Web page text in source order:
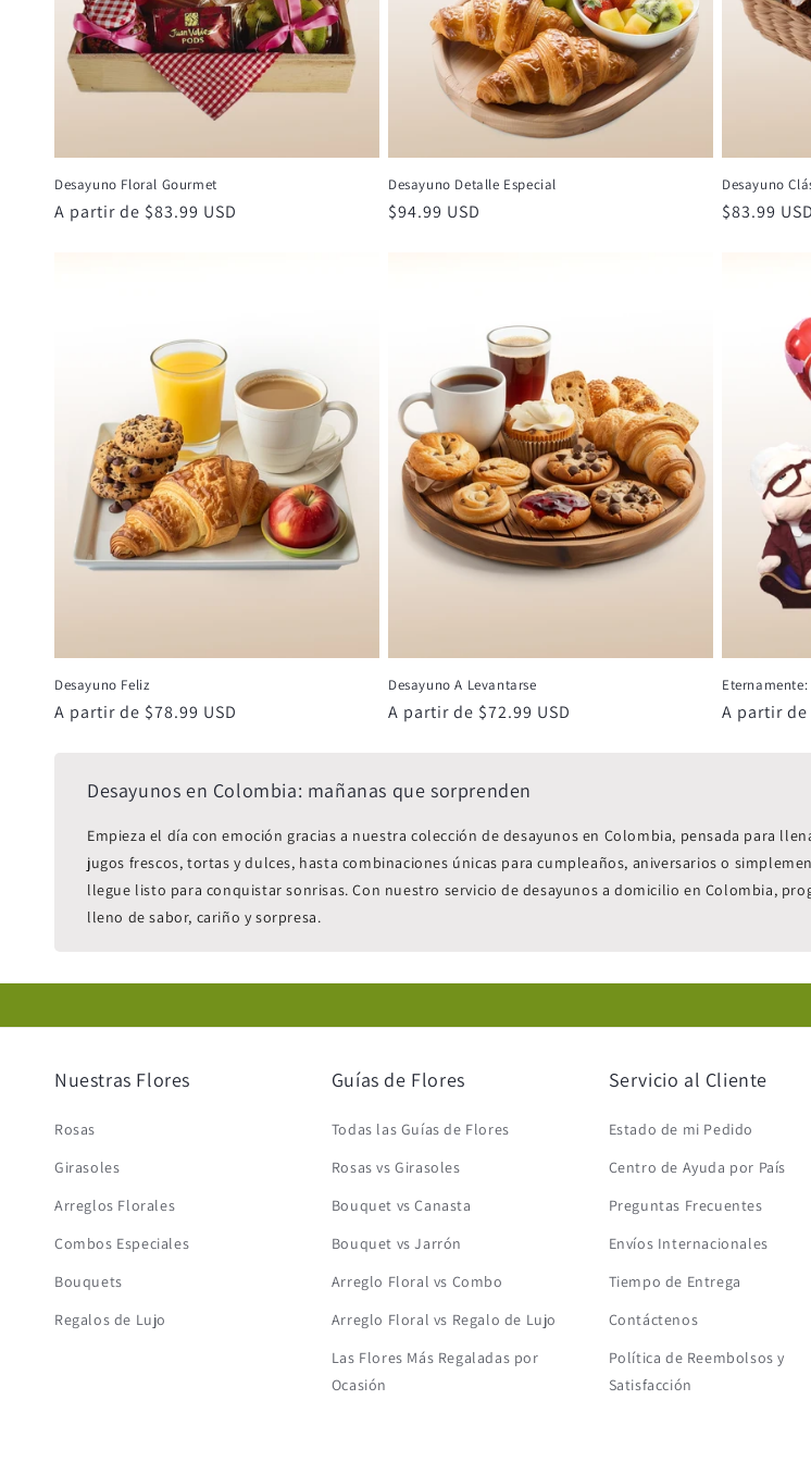
Desayuno Floral Gourmet
Precio
A partir de $83.99 USD
Desayuno Detalle Especial
Precio
$94.99 USD
Desayuno
Precio
$83.99 USD
Desayuno Feliz
Precio
A partir de $78.99 USD
Desayuno A Levantarse
Precio
A partir de $72.99 USD
Precio
A partir de
Desayunos en Colombia: mañanas que sorprenden
Empieza el día con emoción gracias a nuestra colección de desayunos en Colombia, pensada para
jugos frescos, tortas y dulces, hasta combinaciones únicas para cumpleaños, aniversarios o
llegue listo para conquistar sonrisas. Con nuestro servicio de desayunos a domicilio en Colombia,
lleno de sabor, cariño y sorpresa.
Nuestras Flores
Rosas
Girasoles
Arreglos Florales
Combos Especiales
Bouquets
Regalos de Lujo
Guías de Flores
Todas las Guías de Flores
Rosas vs Girasoles
Bouquet vs Canasta
Bouquet vs Jarrón
Arreglo Floral vs Combo
Arreglo Floral vs Regalo de Lujo
Las Flores Más Regaladas por
Ocasión
Servicio al Cliente
Estado de mi Pedido
Centro de Ayuda por País
Preguntas Frecuentes
Envíos Internacionales
Tiempo de Entrega
Contáctenos
Política de Reembolsos y
Satisfacción